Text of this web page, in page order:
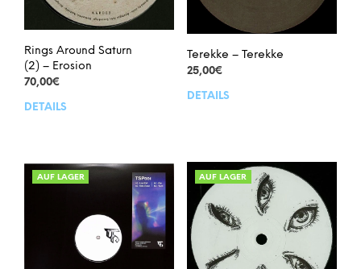
Rings Around Saturn
(2) – Erosion
70,00€
DETAILS
Terekke – Terekke
25,00€
DETAILS
AUF LAGER AUF LAGER